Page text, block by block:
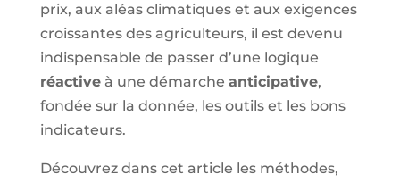
prix, aux aléas climatiques et aux exigences
croissantes des agriculteurs, il est devenu
indispensable de passer d’une logique
réactiveà une démarche anticipative,
fondée sur la donnée, les outils et les bons
indicateurs.
Découvrez dans cet article les méthodes,